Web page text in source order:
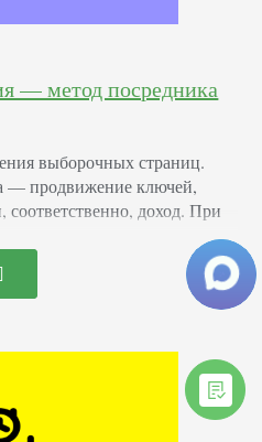
— метод посредника
выборочных страниц.
— продвижение ключей,
соответственно, доход. При
для вывода в топ
лучше, т. к. он приводит
Продвигать страницы